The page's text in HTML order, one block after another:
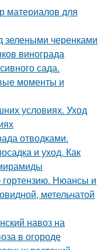
материалов для
зелеными черенками
винограда
сада.
моменты и
условиях. Уход
отводками.
и уход. Как
гортензию. Нюансы и
метельчатой
навоз на
в огороде